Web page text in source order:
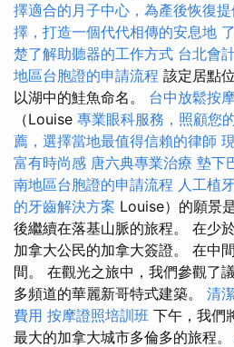
擇適合的月子中心，為產後恢復
擇，打造一個代代相傳的安息地
楚了解助聽器的工作方式 台北會
地區台胞證的申請流程 該定居點
以湖中的鮭魚命名。 台中放鬆按
（Louise 專業眼科服務，照顧您
薦，選擇當地最值得信賴的律師
富有時尚感 唐六典專業治療 墊下
南地區台胞證的申請流程 人工植
的牙齒解決方案 Louise）的願景
後繼續在落基山脈的旅程。 在少
加拿大公民的加拿大簽證。 在中
間。 在觀光之旅中，我們參觀了
多頻道的華麗新哥特式建築。 清
費用 按摩證照培訓班 下午，我們
最大的加拿大城市多倫多的旅程。